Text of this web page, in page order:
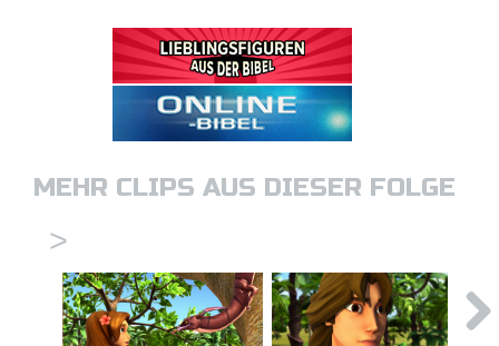
MEHR CLIPS AUS DIESER FOLGE
>